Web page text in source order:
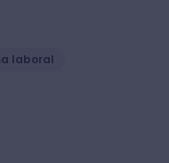
laboral